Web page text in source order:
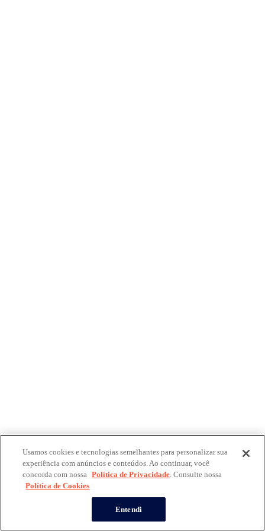
Usamos cookies e tecnologias semelhantes para personalizar sua
experiência com anúncios e conteúdos. Ao continuar, você
concorda com nossa Política de Privacidade. Consulte nossa
Política de Cookies
Entendi